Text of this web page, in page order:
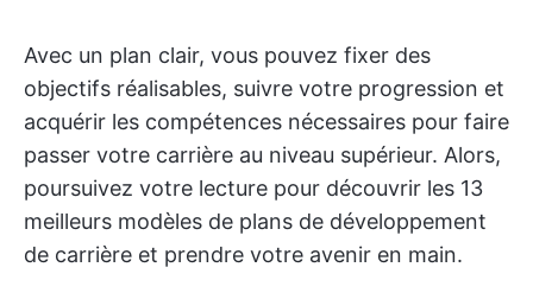
Avec un plan clair, vous pouvez fixer des
objectifs réalisables, suivre votre progression et
acquérir les compétences nécessaires pour faire
passer votre carrière au niveau supérieur. Alors,
poursuivez votre lecture pour découvrir les 13
meilleurs modèles de plans de développement
de carrière et prendre votre avenir en main.